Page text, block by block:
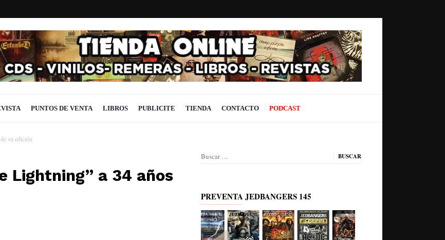
PUNTOS DE VENTA LIBROS PUBLICITE TIENDA CONTACTO PODCAST
su edición
Lightning” a 34 años
Buscar:
PREVENTA JEDBANGERS 145